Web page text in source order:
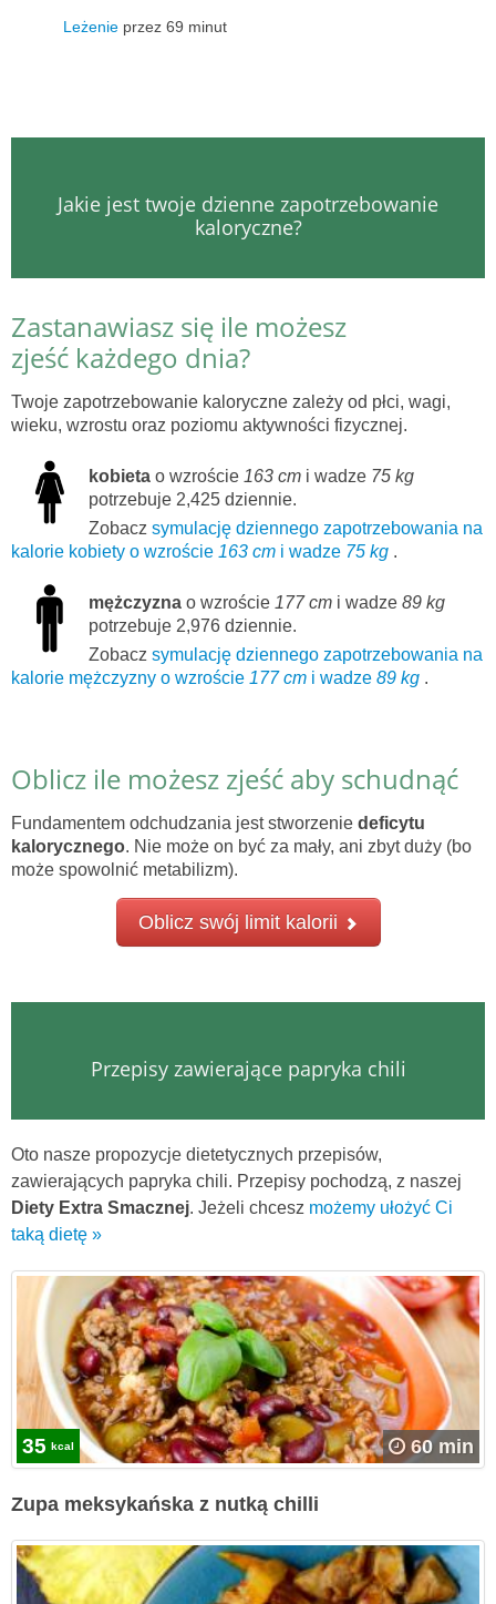
Leżenie przez 69 minut
Jakie jest twoje dzienne zapotrzebowanie
kaloryczne?
Zastanawiasz się ile możesz
zjeść każdego dnia?
Twoje zapotrzebowanie kaloryczne zależy od płci, wagi,
wieku, wzrostu oraz poziomu aktywności fizycznej.
kobieta o wzroście 163 cm i wadze 75 kg
potrzebuje 2,425 dziennie.
Zobacz symulację dziennego zapotrzebowania na
kalorie kobiety o wzroście 163 cm i wadze 75 kg .
mężczyzna o wzroście 177 cm i wadze 89 kg
potrzebuje 2,976 dziennie.
Zobacz symulację dziennego zapotrzebowania na
kalorie mężczyzny o wzroście 177 cm i wadze 89 kg .
Oblicz ile możesz zjeść aby schudnąć
Fundamentem odchudzania jest stworzenie deficytu
kalorycznego. Nie może on być za mały, ani zbyt duży (bo
może spowolnić metabilizm).
Oblicz swój limit kalorii
Przepisy zawierające papryka chili
Oto nasze propozycje dietetycznych przepisów,
zawierających papryka chili. Przepisy pochodzą, z naszej
Diety Extra Smacznej. Jeżeli chcesz możemy ułożyć Ci
taką dietę »
35 kcal 60 min
Zupa meksykańska z nutką chilli